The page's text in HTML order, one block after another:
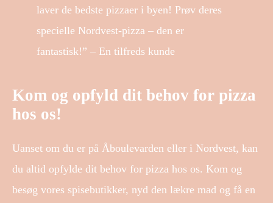
laver de bedste pizzaer i byen! Prøv deres
specielle Nordvest-pizza – den er
fantastisk!” – En tilfreds kunde
Kom og opfyld dit behov for pizza
hos os!
Uanset om du er på Åboulevarden eller i Nordvest, kan
du altid opfylde dit behov for pizza hos os. Kom og
besøg vores spisebutikker, nyd den lækre mad og få en